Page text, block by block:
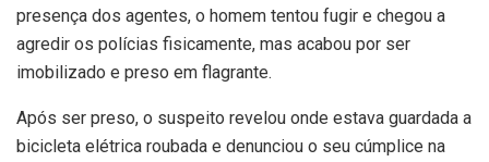
presença dos agentes, o homem tentou fugir e chegou a
agredir os polícias fisicamente, mas acabou por ser
imobilizado e preso em flagrante.
Após ser preso, o suspeito revelou onde estava guardada a
bicicleta elétrica roubada e denunciou o seu cúmplice na